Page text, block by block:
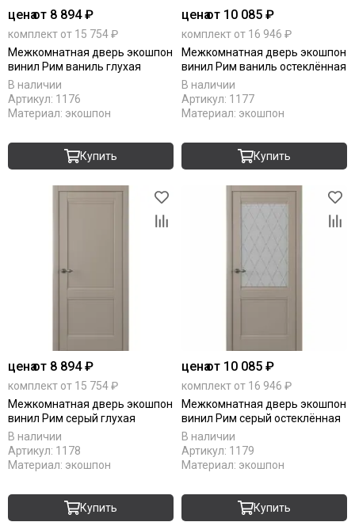
ценаот 8 894 ₽
комплект от 15 754 ₽
Межкомнатная дверь экошпон
винил Рим ваниль глухая
В наличии
Артикул: 1176
Материал: экошпон
Купить
ценаот 10 085 ₽
комплект от 16 946 ₽
Межкомнатная дверь экошпон
винил Рим ваниль остеклённая
В наличии
Артикул: 1177
Материал: экошпон
Купить
ценаот 8 894 ₽
комплект от 15 754 ₽
Межкомнатная дверь экошпон
винил Рим серый глухая
В наличии
Артикул: 1178
Материал: экошпон
Купить
ценаот 10 085 ₽
комплект от 16 946 ₽
Межкомнатная дверь экошпон
винил Рим серый остеклённая
В наличии
Артикул: 1179
Материал: экошпон
Купить